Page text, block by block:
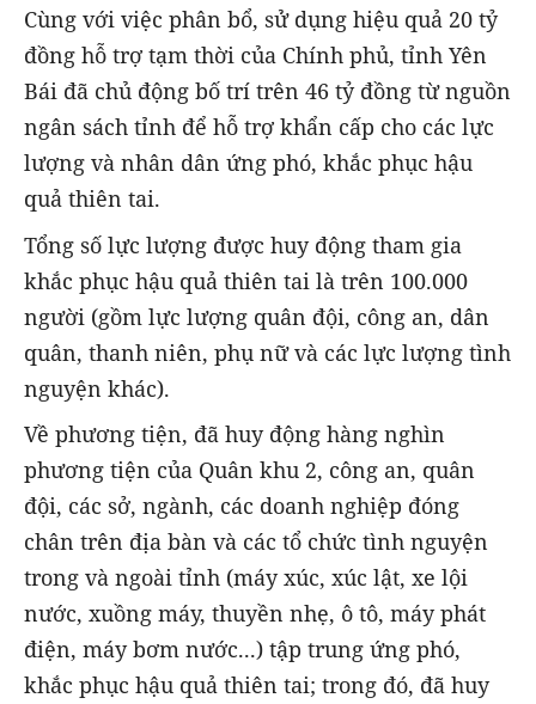
Cùng với việc phân bổ, sử dụng hiệu quả 20 tỷ
đồng hỗ trợ tạm thời của Chính phủ, tỉnh Yên
Bái đã chủ động bố trí trên 46 tỷ đồng từ nguồn
ngân sách tỉnh để hỗ trợ khẩn cấp cho các lực
lượng và nhân dân ứng phó, khắc phục hậu
quả thiên tai.
Tổng số lực lượng được huy động tham gia
khắc phục hậu quả thiên tai là trên 100.000
người (gồm lực lượng quân đội, công an, dân
quân, thanh niên, phụ nữ và các lực lượng tình
nguyện khác).
Về phương tiện, đã huy động hàng nghìn
phương tiện của Quân khu 2, công an, quân
đội, các sở, ngành, các doanh nghiệp đóng
chân trên địa bàn và các tổ chức tình nguyện
trong và ngoài tỉnh (máy xúc, xúc lật, xe lội
nước, xuồng máy, thuyền nhẹ, ô tô, máy phát
điện, máy bơm nước...) tập trung ứng phó,
khắc phục hậu quả thiên tai; trong đó, đã huy